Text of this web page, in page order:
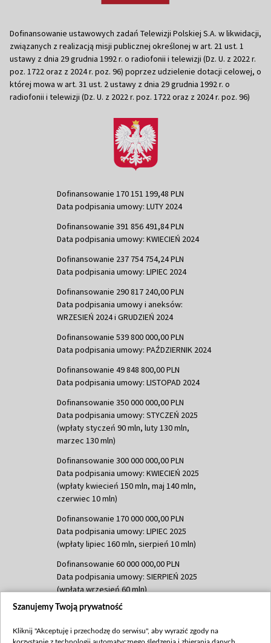
Dofinansowanie ustawowych zadań Telewizji Polskiej S.A. w likwidacji,
związanych z realizacją misji publicznej określonej w art. 21 ust. 1
ustawy z dnia 29 grudnia 1992 r. o radiofonii i telewizji (Dz. U. z 2022 r.
poz. 1722 oraz z 2024 r. poz. 96) poprzez udzielenie dotacji celowej, o
której mowa w art. 31 ust. 2 ustawy z dnia 29 grudnia 1992 r. o
radiofonii i telewizji (Dz. U. z 2022 r. poz. 1722 oraz z 2024 r. poz. 96)
Dofinansowanie 170 151 199,48 PLN
Data podpisania umowy: LUTY 2024
Dofinansowanie 391 856 491,84 PLN
Data podpisania umowy: KWIECIEŃ 2024
Dofinansowanie 237 754 754,24 PLN
Data podpisania umowy: LIPIEC 2024
Dofinansowanie 290 817 240,00 PLN
Data podpisania umowy i aneksów:
WRZESIEŃ 2024 i GRUDZIEŃ 2024
Dofinansowanie 539 800 000,00 PLN
Data podpisania umowy: PAŹDZIERNIK 2024
Dofinansowanie 49 848 800,00 PLN
Data podpisania umowy: LISTOPAD 2024
Dofinansowanie 350 000 000,00 PLN
Data podpisania umowy: STYCZEŃ 2025
(wpłaty styczeń 90 mln, luty 130 mln,
marzec 130 mln)
Dofinansowanie 300 000 000,00 PLN
Data podpisania umowy: KWIECIEŃ 2025
(wpłaty kwiecień 150 mln, maj 140 mln,
czerwiec 10 mln)
Dofinansowanie 170 000 000,00 PLN
Data podpisania umowy: LIPIEC 2025
(wpłaty lipiec 160 mln, sierpień 10 mln)
Dofinansowanie 60 000 000,00 PLN
Data podpisania umowy: SIERPIEŃ 2025
(wpłata wrzesień 60 mln)
Dofinansowanie 635 783 051,21 PLN
(wpłata wrzesień 100 mln, październik 350
Szanujemy Twoją prywatność
Kliknij "Akceptuję i przechodzę do serwisu", aby wyrazić zgody na